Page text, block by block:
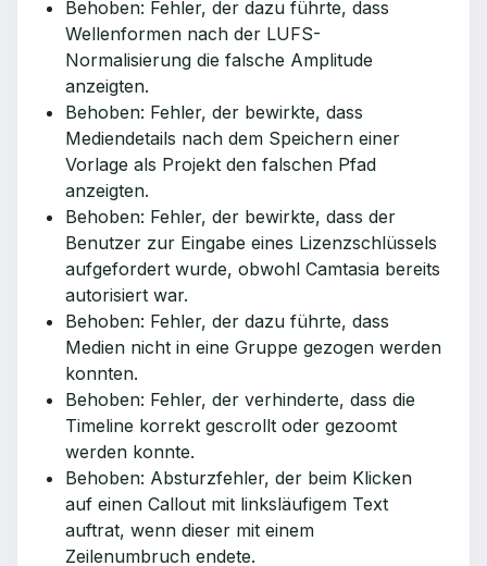
Behoben: Fehler, der dazu führte, dass
Wellenformen nach der LUFS-
Normalisierung die falsche Amplitude
anzeigten.
Behoben: Fehler, der bewirkte, dass
Mediendetails nach dem Speichern einer
Vorlage als Projekt den falschen Pfad
anzeigten.
Behoben: Fehler, der bewirkte, dass der
Benutzer zur Eingabe eines Lizenzschlüssels
aufgefordert wurde, obwohl Camtasia bereits
autorisiert war.
Behoben: Fehler, der dazu führte, dass
Medien nicht in eine Gruppe gezogen werden
konnten.
Behoben: Fehler, der verhinderte, dass die
Timeline korrekt gescrollt oder gezoomt
werden konnte.
Behoben: Absturzfehler, der beim Klicken
auf einen Callout mit linksläufigem Text
auftrat, wenn dieser mit einem
Zeilenumbruch endete.